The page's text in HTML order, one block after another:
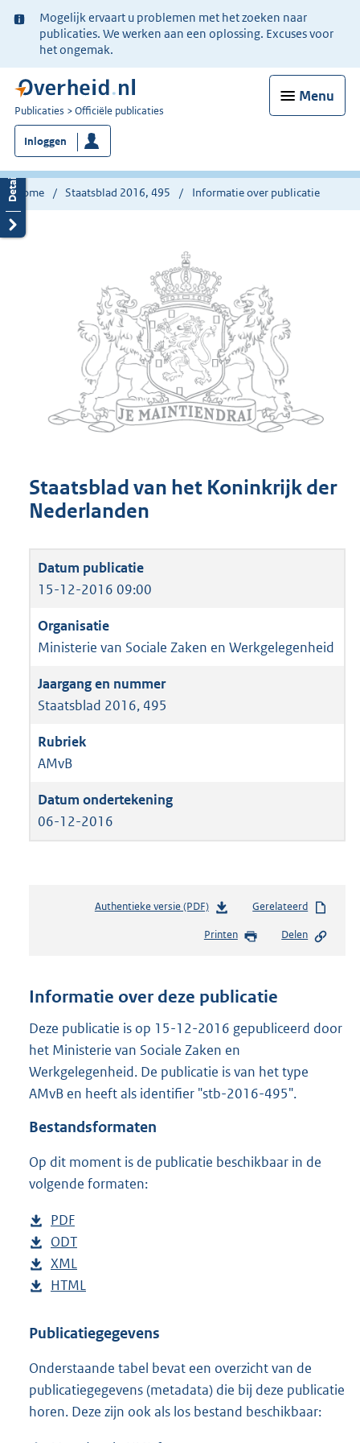
Ter
informatie:
Mogelijk ervaart u problemen met het zoeken naar
publicaties. We werken aan een oplossing. Excuses voor
het ongemak.
Menu
U
bent
nu
hier:
Publicaties Officiële publicaties
Inloggen
Home Staatsblad 2016, 495 Informatie over publicatie
Staatsblad van het Koninkrijk der
Nederlanden
15-12-2016 09:00
Ministerie van Sociale Zaken en Werkgelegenheid
Staatsblad 2016, 495
AMvB
06-12-2016
Authentieke versie (PDF)b
s
n
s
r
o
o
:
Gerelateerd
Printen Delen
Informatie over deze publicatie
Deze publicatie is op 15-12-2016 gepubliceerd door
het Ministerie van Sociale Zaken en
Werkgelegenheid. De publicatie is van het type
AMvB en heeft als identifier "stb-2016-495".
Bestandsformaten
Op dit moment is de publicatie beschikbaar in de
volgende formaten:
D
o
w
n
o
d
p
u
PDF
e
s
t
n
s
g
r
D
o
w
l
a
d
p
ODT
s
a
d
s
g
D
o
n
o
a
d
XML
e
t
n
d
s
D
w
l
o
a
HTML
s
a
n
d
Publicatiegegevens
Onderstaande tabel bevat een overzicht van de
publicatiegegevens (metadata) die bij deze publicatie
horen. Deze zijn ook als los bestand beschikbaar: